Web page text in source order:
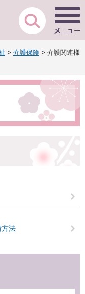
> 介護保険 > 介護関連様
方法